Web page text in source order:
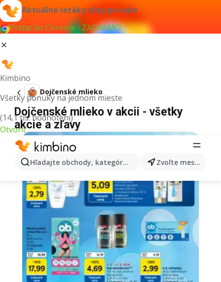
Aktuálne letáky vždy po ruke
Pridať do Chrome - ZADARMO
Kimbino
Všetky ponuky na jednom mieste
(14,1 tis. hodnotení)
Otvoriť
Hľadajte obchody, kategórie, produkty... Zvoľte mesto
Dojčenské mlieko
Dojčenské mlieko v akcii - všetky
akcie a zľavy